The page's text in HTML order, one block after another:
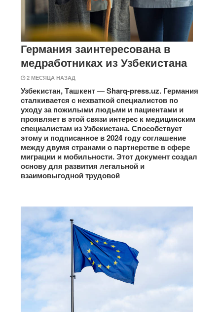
Германия заинтересована в
медработниках из Узбекистана
2 МЕСЯЦА НАЗАД
Узбекистан, Ташкент — Sharq-press.uz. Германия
сталкивается с нехваткой специалистов по
уходу за пожилыми людьми и пациентами и
проявляет в этой связи интерес к медицинским
специалистам из Узбекистана. Способствует
этому и подписанное в 2024 году соглашение
между двумя странами о партнерстве в сфере
миграции и мобильности. Этот документ создал
основу для развития легальной и
взаимовыгодной трудовой